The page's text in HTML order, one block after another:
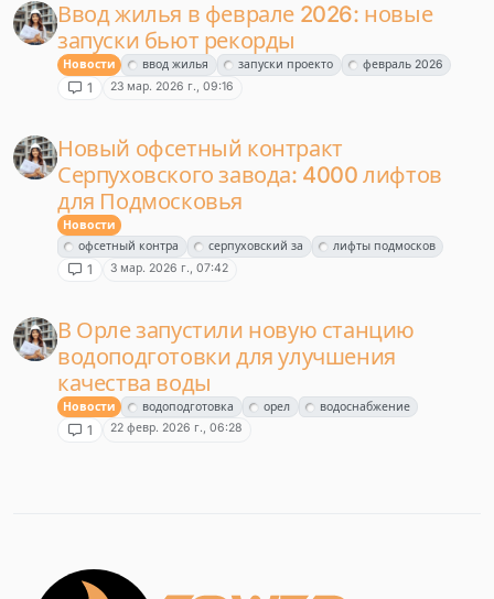
Ввод жилья в феврале 2026: новые
запуски бьют рекорды
Новости ввод жилья запуски проекто февраль 2026
1 23 мар. 2026 г., 09:16
Новый офсетный контракт
Серпуховского завода: 4000 лифтов
для Подмосковья
Новости
офсетный контра
серпуховский за лифты подмосков
1 3 мар. 2026 г., 07:42
В Орле запустили новую станцию
водоподготовки для улучшения
качества воды
Новости водоподготовка орел водоснабжение
1 22 февр. 2026 г., 06:28